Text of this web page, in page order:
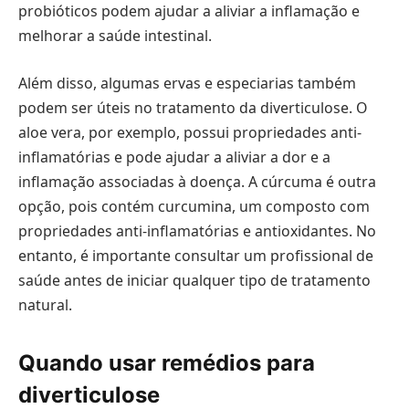
probióticos podem ajudar a aliviar a inflamação e
melhorar a saúde intestinal.
Além disso, algumas ervas e especiarias também
podem ser úteis no tratamento da diverticulose. O
aloe vera, por exemplo, possui propriedades anti-
inflamatórias e pode ajudar a aliviar a dor e a
inflamação associadas à doença. A cúrcuma é outra
opção, pois contém curcumina, um composto com
propriedades anti-inflamatórias e antioxidantes. No
entanto, é importante consultar um profissional de
saúde antes de iniciar qualquer tipo de tratamento
natural.
Quando usar remédios para
diverticulose